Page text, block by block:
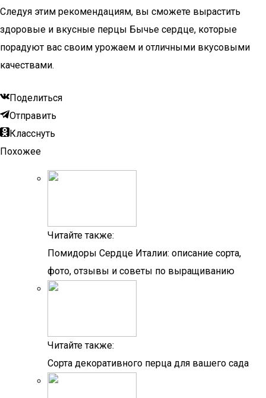
Следуя этим рекомендациям, вы сможете вырастить
здоровые и вкусные перцы Бычье сердце, которые
порадуют вас своим урожаем и отличными вкусовыми
качествами.
Поделиться
Отправить
Класснуть
Похожее
Читайте также:
Помидоры Сердце Италии: описание сорта,
фото, отзывы и советы по выращиванию
Читайте также:
Сорта декоративного перца для вашего сада